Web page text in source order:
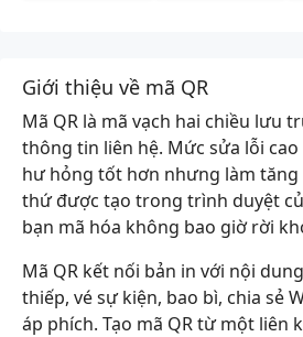
Giới thiệu về mã QR
Mã QR là mã vạch hai chiều lưu
thông tin liên hệ. Mức sửa lỗi
hư hỏng tốt hơn nhưng làm tăng
thứ được tạo trong trình duyệt
bạn mã hóa không bao giờ rời
Mã QR kết nối bản in với nội
thiếp, vé sự kiện, bao bì, chia sẻ
áp phích. Tạo mã QR từ một liên